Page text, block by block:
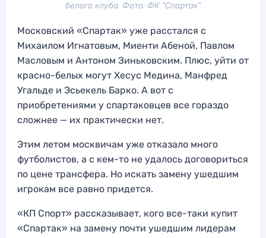
белого клуба. Фото: ФК "Спартак"
Московский «Спартак» уже расстался с
Михаилом Игнатовым, Миенти Абеной, Павлом
Масловым и Антоном Зиньковским. Плюс, уйти от
красно-белых могут Хесус Медина, Манфред
Угальде и Эсьекель Барко. А вот с
приобретениями у спартаковцев все гораздо
сложнее — их практически нет.
Этим летом москвичам уже отказало много
футболистов, а с кем-то не удалось договориться
по цене трансфера. Но искать замену ушедшим
игрокам все равно придется.
«КП Спорт» рассказывает, кого все-таки купит
«Спартак» на замену почти ушедшим лидерам